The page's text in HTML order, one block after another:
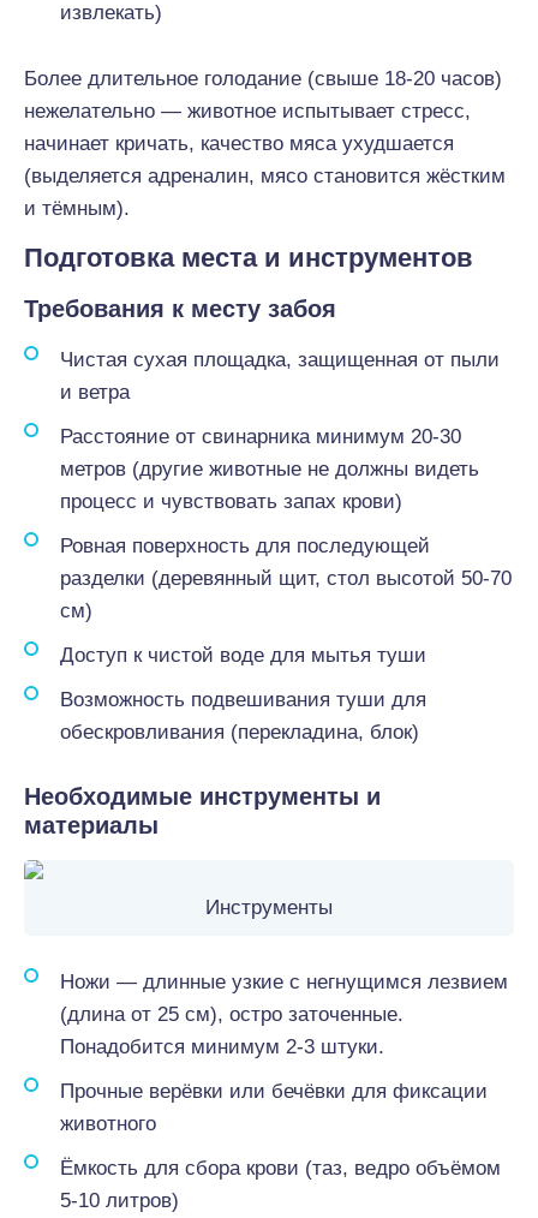
извлекать)
Более длительное голодание (свыше 18-20 часов)
нежелательно — животное испытывает стресс,
начинает кричать, качество мяса ухудшается
(выделяется адреналин, мясо становится жёстким
и тёмным).
Подготовка места и инструментов
Требования к месту забоя
Чистая сухая площадка, защищенная от пыли
и ветра
Расстояние от свинарника минимум 20-30
метров (другие животные не должны видеть
процесс и чувствовать запах крови)
Ровная поверхность для последующей
разделки (деревянный щит, стол высотой 50-70
см)
Доступ к чистой воде для мытья туши
Возможность подвешивания туши для
обескровливания (перекладина, блок)
Необходимые инструменты и
материалы
Инструменты
Ножи — длинные узкие с негнущимся лезвием
(длина от 25 см), остро заточенные.
Понадобится минимум 2-3 штуки.
Прочные верёвки или бечёвки для фиксации
животного
Ёмкость для сбора крови (таз, ведро объёмом
5-10 литров)